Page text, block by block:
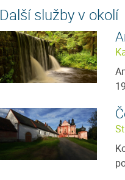
Další služby v okolí